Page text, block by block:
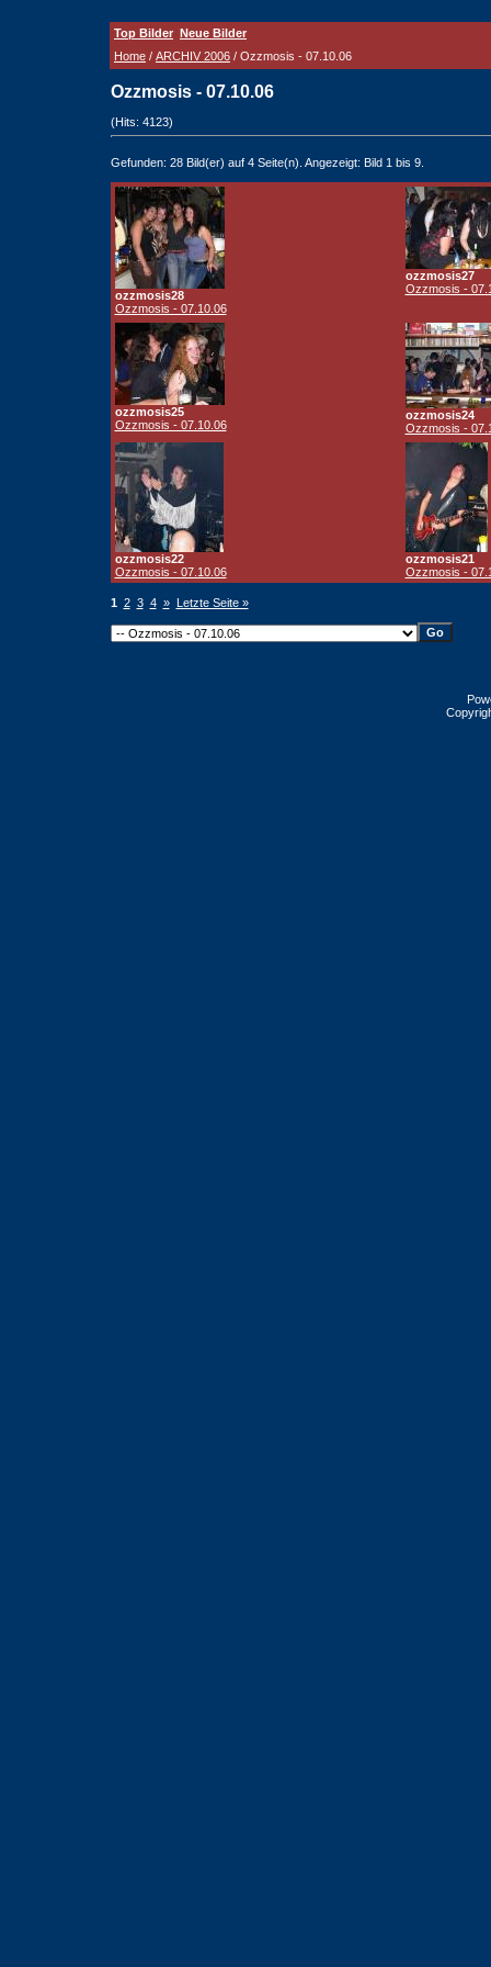
Top Bilder Neue Bilder
Home / ARCHIV 2006 / Ozzmosis - 07.10.06
Ozzmosis - 07.10.06
(Hits: 4123)
Gefunden: 28 Bild(er) auf 4 Seite(n). Angezeigt: Bild 1 bis 9.
ozzmosis28
Ozzmosis - 07.10.06
ozzmosis27
Ozzmosis -
ozzmosis25
Ozzmosis - 07.10.06
ozzmosis24
Ozzmosis -
ozzmosis22
Ozzmosis - 07.10.06
ozzmosis21
Ozzmosis -
1 2 3 4 » Letzte Seite »